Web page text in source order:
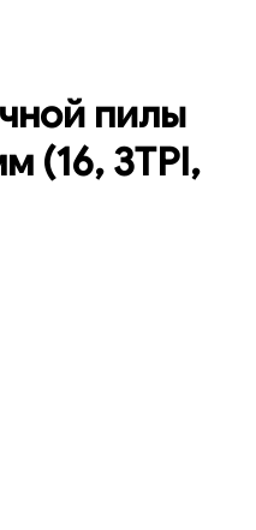
пилы
(16, 3TPI,